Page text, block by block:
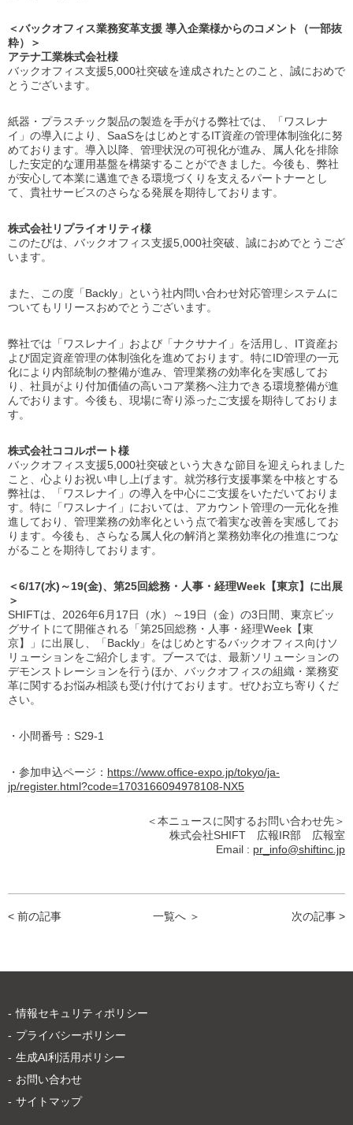
＜バックオフィス業務変革支援 導入企業様からのコメント（一部抜
粋）＞
アテナ工業株式会社様
バックオフィス支援5,000社突破を達成されたとのこと、誠におめで
とうございます。
紙器・プラスチック製品の製造を手がける弊社では、「ワスレナ
イ」の導入により、SaaSをはじめとするIT資産の管理体制強化に努
めております。導入以降、管理状況の可視化が進み、属人化を排除
した安定的な運用基盤を構築することができました。今後も、弊社
が安心して本業に邁進できる環境づくりを支えるパートナーとし
て、貴社サービスのさらなる発展を期待しております。
株式会社リプライオリティ様
このたびは、バックオフィス支援5,000社突破、誠におめでとうござ
います。
また、この度「Backly」という社内問い合わせ対応管理システムに
ついてもリリースおめでとうございます。
弊社では「ワスレナイ」および「ナクサナイ」を活用し、IT資産お
よび固定資産管理の体制強化を進めております。特にID管理の一元
化により内部統制の整備が進み、管理業務の効率化を実感してお
り、社員がより付加価値の高いコア業務へ注力できる環境整備が進
んでおります。今後も、現場に寄り添ったご支援を期待しておりま
す。
株式会社ココルポート様
バックオフィス支援5,000社突破という大きな節目を迎えられました
こと、心よりお祝い申し上げます。就労移行支援事業を中核とする
弊社は、「ワスレナイ」の導入を中心にご支援をいただいておりま
す。特に「ワスレナイ」においては、アカウント管理の一元化を推
進しており、管理業務の効率化という点で着実な改善を実感してお
ります。今後も、さらなる属人化の解消と業務効率化の推進につな
がることを期待しております。
＜6/17(水)～19(金)、第25回総務・人事・経理Week【東京】に出展
＞
SHIFTは、2026年6月17日（水）～19日（金）の3日間、東京ビッ
グサイトにて開催される「第25回総務・人事・経理Week【東
京】」に出展し、「Backly」をはじめとするバックオフィス向けソ
リューションをご紹介します。ブースでは、最新ソリューションの
デモンストレーションを行うほか、バックオフィスの組織・業務変
革に関するお悩み相談も受け付けております。ぜひお立ち寄りくだ
さい。
・小間番号：S29-1
・参加申込ページ： https://www.office-expo.jp/tokyo/ja-
jp/register.html?code=1703166094978108-NX5
＜本ニュースに関するお問い合わせ先＞
株式会社SHIFT 広報IR部 広報室
Email : pr_info@shiftinc.jp
< 前の記事 一覧へ ＞ 次の記事 >
情報セキュリティポリシー
プライバシーポリシー
生成AI利活用ポリシー
お問い合わせ
サイトマップ